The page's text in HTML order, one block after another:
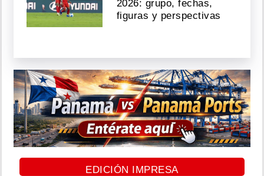
2026: grupo, fechas,
figuras y perspectivas
EDICIÓN IMPRESA